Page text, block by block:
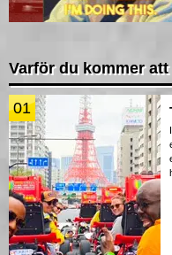
Varför du kommer
01